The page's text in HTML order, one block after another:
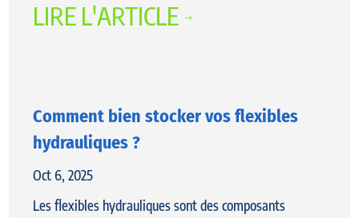
LIRE L'ARTICLE $
Comment bien stocker vos flexibles
hydrauliques ?
Oct 6, 2025
Les flexibles hydrauliques sont des composants